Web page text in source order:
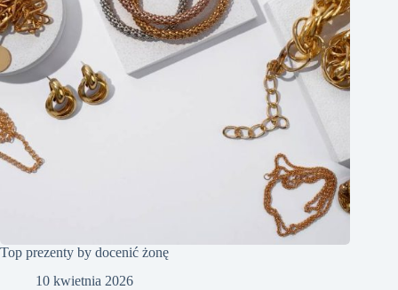
Top prezenty by docenić żonę
10 kwietnia 2026